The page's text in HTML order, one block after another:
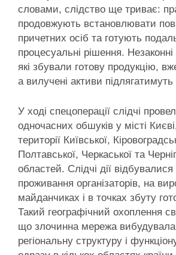
словами, слідство ще триває:
продовжують встановлювати
причетних осіб та готують
процесуальні рішення.
які збували готову продукцію,
а вилучені активи
У ході спецоперації слідчі
одночасних обшуків у місті
території Київської,
Полтавської, Черкаської та
областей. Слідчі дії
проживання організаторів, на
майданчиках і в точках збуту
Такий географічний охоплення
що злочинна мережа вибудувала
регіональну структуру і